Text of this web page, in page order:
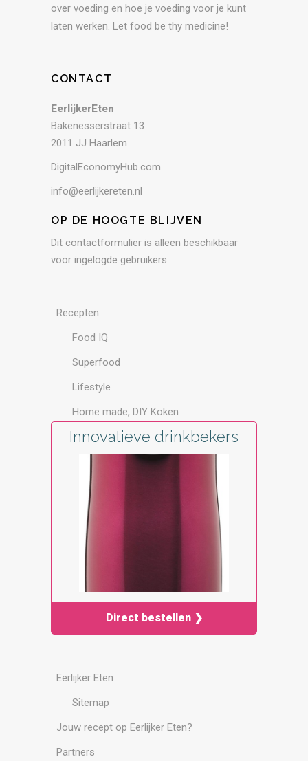
over voeding en hoe je voeding voor je kunt
laten werken. Let food be thy medicine!
CONTACT
EerlijkerEten
Bakenesserstraat 13
2011 JJ Haarlem
DigitalEconomyHub.com
info@eerlijkereten.nl
OP DE HOOGTE BLIJVEN
Dit contactformulier is alleen beschikbaar
voor ingelogde gebruikers.
Recepten
Food IQ
Superfood
Lifestyle
Home made, DIY Koken
Innovatieve drinkbekers
Direct bestellen ❯
Eerlijker Eten
Sitemap
Jouw recept op Eerlijker Eten?
Partners